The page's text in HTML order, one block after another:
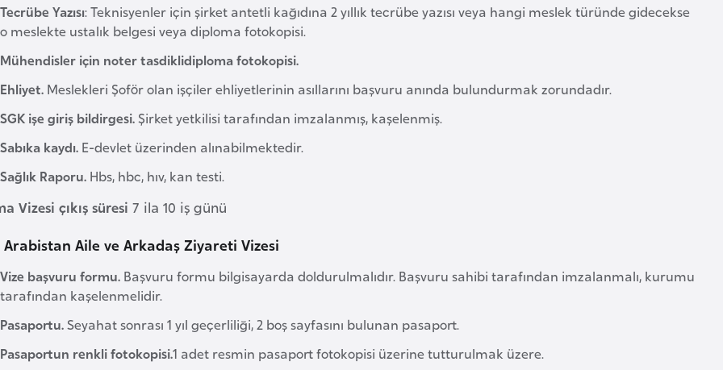
Tecrübe Yazısı: Teknisyenler için şirket antetli kağıdına 2 yıllık tecrübe yazısı veya hangi meslek türünde gidecekse
o meslekte ustalık belgesi veya diploma fotokopisi.
Mühendisler için noter tasdiklidiploma fotokopisi.
Ehliyet. Meslekleri Şoför olan işçiler ehliyetlerinin asıllarını başvuru anında bulundurmak zorundadır.
SGK işe giriş bildirgesi.Şirket yetkilisi tarafından imzalanmış, kaşelenmiş.
Sabıka kaydı. E-devlet üzerinden alınabilmektedir.
Sağlık Raporu. Hbs, hbc, hıv, kan testi.
Vizesi çıkış süresi 7 ila 10 iş günü
Aile ve Arkadaş Ziyareti Vizesi
Vize başvuru formu. Başvuru formu bilgisayarda doldurulmalıdır. Başvuru sahibi tarafından imzalanmalı, kurumu
tarafından kaşelenmelidir.
Pasaportu.Seyahat sonrası 1 yıl geçerliliği, 2 boş sayfasını bulunan pasaport.
Pasaportun renkli fotokopisi.1 adet resmin pasaport fotokopisi üzerine tutturulmak üzere.